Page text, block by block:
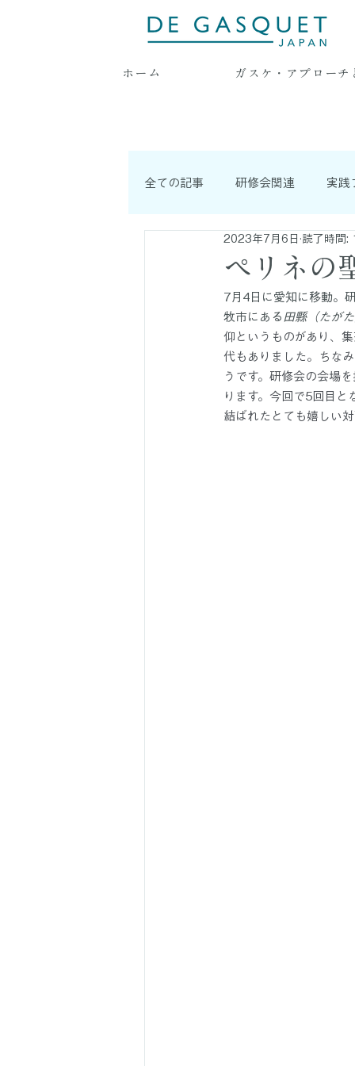
ホーム ガスケ・アプローチ
全ての記事 研修会関連 実践
耳より情報 連載記事
ペリネの
2023年7月6日 読了時間:
7月4日に愛知に移動。
牧市にある 田縣（たが
仰というものがあり、
代もありました。ちな
うです。研修会の会場
ります。今回で5回目
結ばれたとても嬉しい